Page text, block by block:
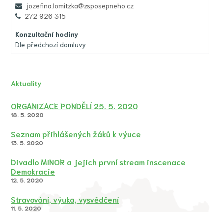
jozefina.lomitzka@zsposepneho.cz
272 926 315
Konzultační hodiny
Dle předchozí domluvy
Aktuality
ORGANIZACE PONDĚLÍ 25. 5. 2020
18. 5. 2020
Seznam přihlášených žáků k výuce
13. 5. 2020
Divadlo MINOR a jejich první stream inscenace
Demokracie
12. 5. 2020
Stravování, výuka, vysvědčení
11. 5. 2020